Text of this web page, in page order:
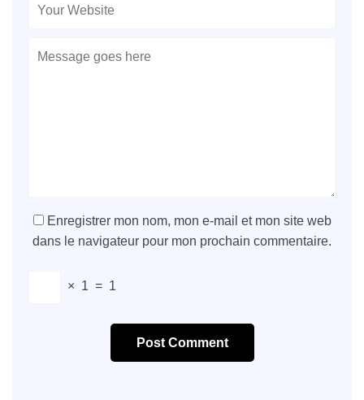
Enregistrer mon nom, mon e-mail et mon site web
dans le navigateur pour mon prochain commentaire.
× 1 = 1
Post Comment